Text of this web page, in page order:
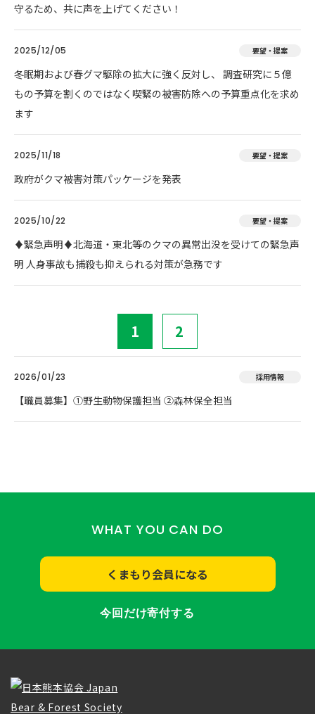
守るため、共に声を上げてください！
2025/12/05 要望・提案
冬眠期および春グマ駆除の拡大に強く反対し、 調査研究に５億
もの予算を割くのではなく喫緊の被害防除への予算重点化を求め
ます
2025/11/18 要望・提案
政府がクマ被害対策パッケージを発表
2025/10/22 要望・提案
♦️緊急声明♦️北海道・東北等のクマの異常出没を受けての緊急声
明 人身事故も捕殺も抑えられる対策が急務です
1 2
2026/01/23 採用情報
【職員募集】①野生動物保護担当 ②森林保全担当
WHAT YOU CAN DO
くまもり会員になる
今回だけ寄付する